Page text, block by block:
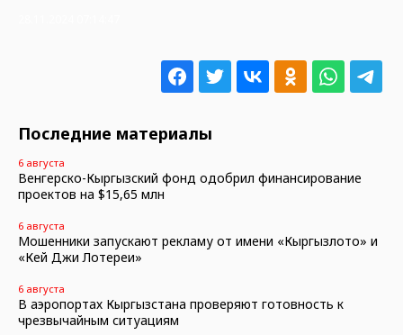
Последние материалы
6 августа
Венгерско-Кыргызский фонд одобрил финансирование
проектов на $15,65 млн
6 августа
Мошенники запускают рекламу от имени «Кыргызлото» и
«Кей Джи Лотереи»
6 августа
В аэропортах Кыргызстана проверяют готовность к
чрезвычайным ситуациям